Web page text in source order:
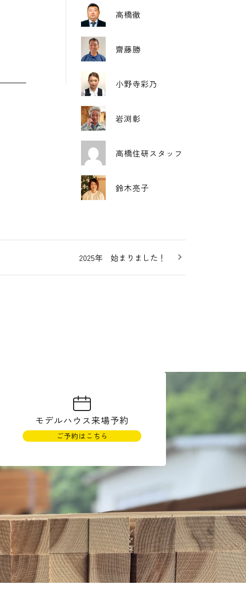
高橋徹
齋藤勝
小野寺彩乃
岩渕彰
高橋住研スタッフ
鈴木亮子
2025年 始まりました！
モデルハウス来場予約
ご予約はこちら